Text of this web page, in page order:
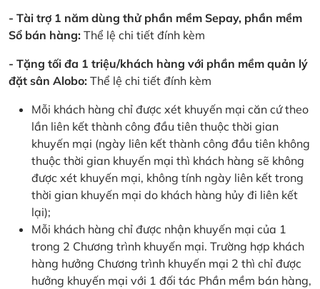
- Tài trợ 1 năm dùng thử phần mềm Sepay, phần mềm
Sổ bán hàng: Thể lệ chi tiết đính kèm
- Tặng tối đa 1 triệu/khách hàng với phần mềm quản lý
đặt sân Alobo: Thể lệ chi tiết đính kèm
Mỗi khách hàng chỉ được xét khuyến mại căn cứ theo
lần liên kết thành công đầu tiên thuộc thời gian
khuyến mại (ngày liên kết thành công đầu tiên không
thuộc thời gian khuyến mại thì khách hàng sẽ không
được xét khuyến mại, không tính ngày liên kết trong
thời gian khuyến mại do khách hàng hủy đi liên kết
lại);
Mỗi khách hàng chỉ được nhận khuyến mại của 1
trong 2 Chương trình khuyến mại. Trường hợp khách
hàng hưởng Chương trình khuyến mại 2 thì chỉ được
hưởng khuyến mại với 1 đối tác Phần mềm bán hàng,